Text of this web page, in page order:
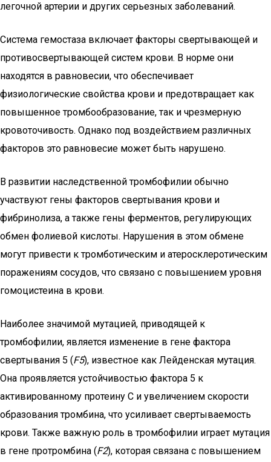
легочной артерии и других серьезных заболеваний.
Система гемостаза включает факторы свертывающей и
противосвертывающей систем крови. В норме они
находятся в равновесии, что обеспечивает
физиологические свойства крови и предотвращает как
повышенное тромбообразование, так и чрезмерную
кровоточивость. Однако под воздействием различных
факторов это равновесие может быть нарушено.
В развитии наследственной тромбофилии обычно
участвуют гены факторов свертывания крови и
фибринолиза, а также гены ферментов, регулирующих
обмен фолиевой кислоты. Нарушения в этом обмене
могут привести к тромботическим и атеросклеротическим
поражениям сосудов, что связано с повышением уровня
гомоцистеина в крови.
Наиболее значимой мутацией, приводящей к
тромбофилии, является изменение в гене фактора
свертывания 5 (F5), известное как Лейденская мутация.
Она проявляется устойчивостью фактора 5 к
активированному протеину С и увеличением скорости
образования тромбина, что усиливает свертываемость
крови. Также важную роль в тромбофилии играет мутация
в гене протромбина (F2), которая связана с повышением